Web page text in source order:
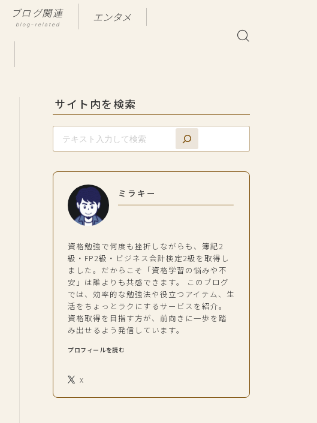
ブログ関連
blog-related
エンタメ
サイト内を検索
ミラキー
資格勉強で何度も挫折しながらも、簿記2
級・FP2級・ビジネス会計検定2級を取得し
ました。だからこそ「資格学習の悩みや不
安」は誰よりも共感できます。 このブログ
では、効率的な勉強法や役立つアイテム、生
活をちょっとラクにするサービスを紹介。
資格取得を目指す方が、前向きに一歩を踏
み出せるよう発信しています。
プロフィールを読む
X